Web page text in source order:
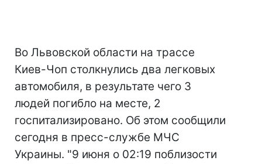
Во Львовской области на трассе
Киев-Чоп столкнулись два легковых
автомобиля, в результате чего 3
людей погибло на месте, 2
госпитализировано. Об этом сообщили
сегодня в пресс-службе МЧС
Украины. "9 июня о 02:19 поблизости